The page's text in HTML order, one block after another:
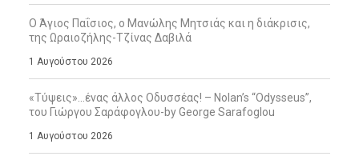
Ο Άγιος Παΐσιος, ο Μανώλης Μητσιάς και η διάκρισις,
της Ωραιοζήλης-Τζίνας Δαβιλά
1 Αυγούστου 2026
«Τύψεις»…ένας άλλος Οδυσσέας! – Nolan’s “Odysseus”,
του Γιώργου Σαράφογλου-by George Sarafoglou
1 Αυγούστου 2026